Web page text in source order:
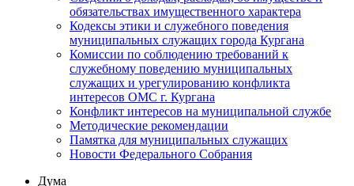
обязательствах имущественного характера
Кодексы этики и служебного поведения
муниципальных служащих города Кургана
Комиссии по соблюдению требований к
служебному поведению муниципальных
служащих и урегулированию конфликта
интересов ОМС г. Кургана
Конфликт интересов на муниципальной службе
Методические рекомендации
Памятка для муниципальных служащих
Новости Федерального Cобрания
Дума